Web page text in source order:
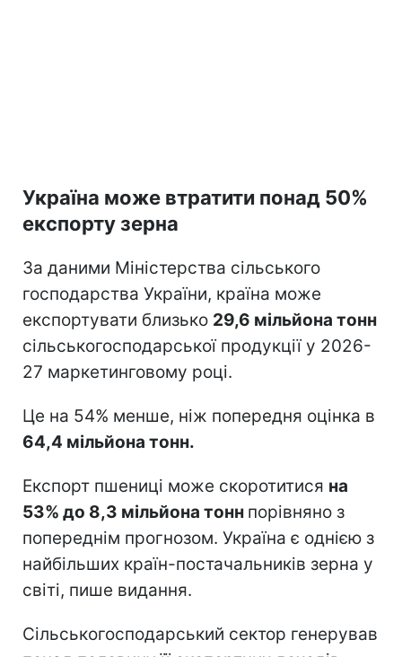
Україна може втратити понад 50%
експорту зерна
За даними Міністерства сільського
господарства України, країна може
експортувати близько 29,6 мільйона тонн
сільськогосподарської продукції у 2026-
27 маркетинговому році.
Це на 54% менше, ніж попередня оцінка в
64,4 мільйона тонн.
Експорт пшениці може скоротитися на
53% до 8,3 мільйона тонн порівняно з
попереднім прогнозом. Україна є однією з
найбільших країн-постачальників зерна у
світі, пише видання.
Сільськогосподарський сектор генерував